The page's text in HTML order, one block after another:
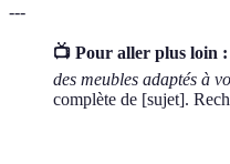
---
📺 Pour aller plus loin :
des meubles adaptés à
complète de [sujet].